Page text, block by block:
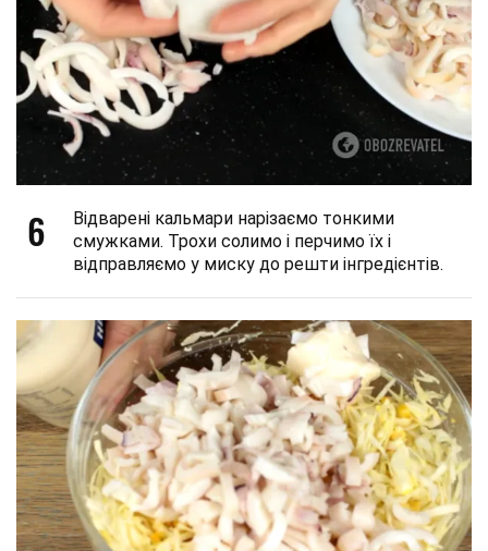
6
Відварені кальмари нарізаємо тонкими
смужками. Трохи солимо і перчимо їх і
відправляємо у миску до решти інгредієнтів.